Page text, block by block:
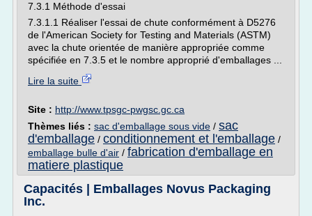
7.3.1 Méthode d'essai
7.3.1.1 Réaliser l'essai de chute conformément à D5276
de l'American Society for Testing and Materials (ASTM)
avec la chute orientée de manière appropriée comme
spécifiée en 7.3.5 et le nombre approprié d'emballages ...
Lire la suite
Site : http://www.tpsgc-pwgsc.gc.ca
Thèmes liés : sac d'emballage sous vide / sac
d'emballage / conditionnement et l'emballage /
emballage bulle d'air / fabrication d'emballage en
matiere plastique
Capacités | Emballages Novus Packaging
Inc.